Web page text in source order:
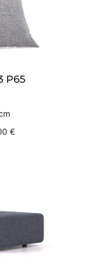
P65
€